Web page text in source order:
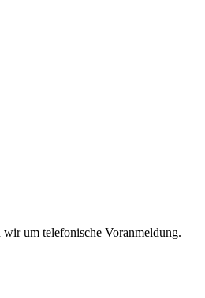
um telefonische Voranmeldung.